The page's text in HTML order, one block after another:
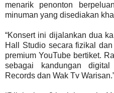
menarik penonton
minuman yang disediakan
“Konsert ini dijalankan dua
Hall Studio secara fizikal
premium YouTube bertiket.
sebagai kandungan
Records dan Wak Tv